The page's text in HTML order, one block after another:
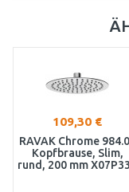
109,30 €
RAVAK Chrome
Kopfbrause, Slim,
rund, 200 mm